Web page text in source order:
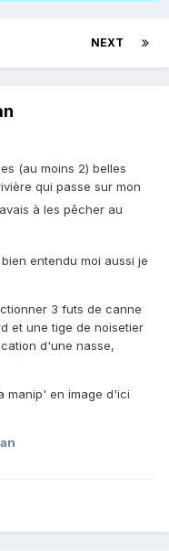
NEXT
(au moins 2) belles
qui passe sur mon
à les pêcher au
entendu moi aussi je
3 futs de canne
et une tige de noisetier
d'une nasse,
manip' en image d'ici